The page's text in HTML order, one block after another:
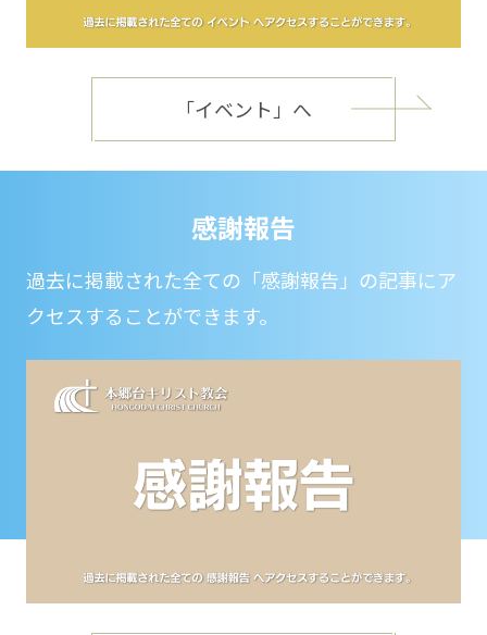
「イベント」へ
感謝報告
過去に掲載された全ての「感謝報告」の記事にア
クセスすることができます。